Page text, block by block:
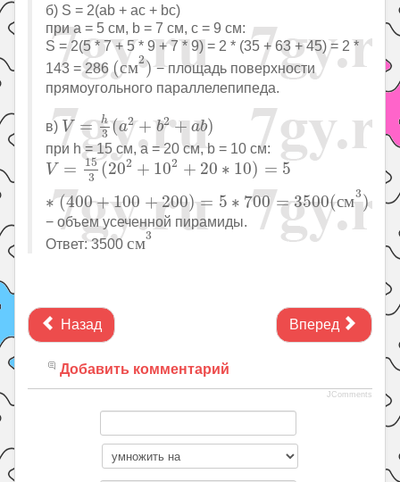
б) S = 2(ab + ac + bc)
при a = 5 см, b = 7 см, c = 9 см:
S = 2(5 * 7 + 5 * 9 + 7 * 9) = 2 * (35 + 63 + 45) = 2 *
143 = 286 (см2)
(см2)
− площадь поверхности
прямоугольного параллелепипеда.
в) V = h
3 (a2 + b2 + ab)
V= 3( a 2+ +a
при h = 15 см, a = 20 см, b = 10 см:
V =
15
3 (202 + 102 + 20 ∗ 10) = 5
∗(400+ 100 +200) = 5 ∗ 700 = 3500(см3)
V=153(202+10 2+ 20∗ 10)= 5∗ 400+100
− объем усеченной пирамиды.
Ответ: 3500см3
см3
Назад Вперед
Добавить комментарий
JComments